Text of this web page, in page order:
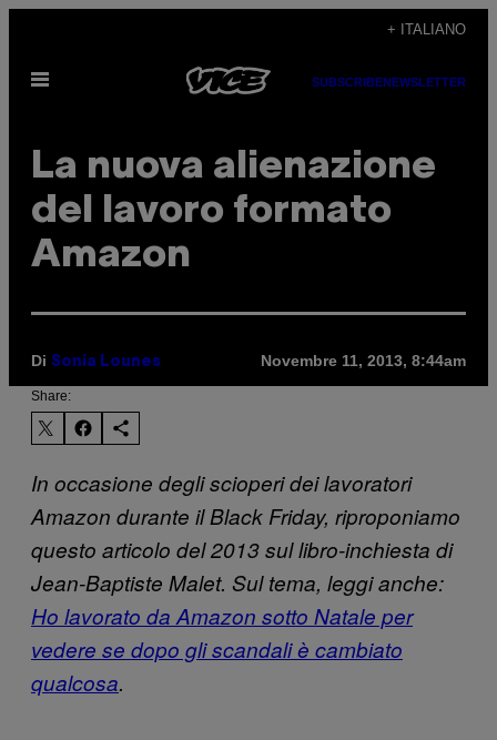
contenuto
+ ITALIANO
Apri
SUBSCRIBENEWSLETTER
La nuova alienazione
del lavoro formato
Amazon
Di Sonia Lounes Novembre 11, 2013, 8:44am
Share:
In occasione degli scioperi dei lavoratori
Amazon durante il Black Friday, riproponiamo
questo articolo del 2013 sul libro-inchiesta di
Jean-Baptiste Malet. Sul tema, leggi anche:
Ho lavorato da Amazon sotto Natale per
vedere se dopo gli scandali è cambiato
qualcosa.